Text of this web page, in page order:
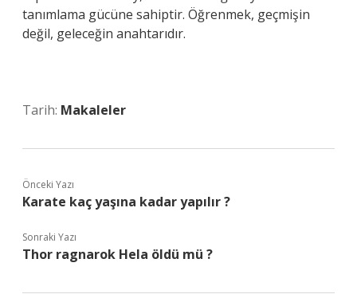
tanımlama gücüne sahiptir. Öğrenmek, geçmişin
değil, geleceğin anahtarıdır.
Tarih: Makaleler
Önceki Yazı
Karate kaç yaşına kadar yapılır ?
Sonraki Yazı
Thor ragnarok Hela öldü mü ?